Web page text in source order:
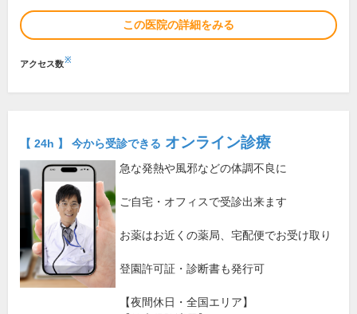
この医院の詳細をみる
アクセス数※
【 24h 】 今から受診できる オンライン診療
急な発熱や風邪などの体調不良に
ご自宅・オフィスで受診出来ます
お薬はお近くの薬局、宅配便でお受け取り
登園許可証・診断書も発行可
【夜間休日・全国エリア】